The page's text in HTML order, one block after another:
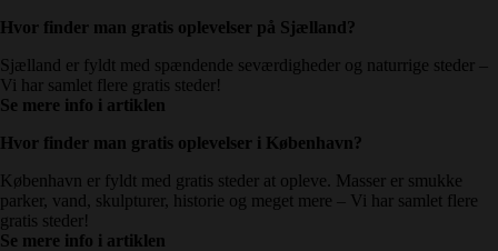
Hvor finder man gratis oplevelser på Sjælland?
Sjælland er fyldt med spændende seværdigheder og naturrige steder –
Vi har samlet flere gratis steder!
Se mere info i artiklen
Hvor finder man gratis oplevelser i København?
København er fyldt med gratis steder at opleve. Masser er smukke
parker, vand, skulpturer, historie og meget mere – Vi har samlet flere
gratis steder!
Se mere info i artiklen